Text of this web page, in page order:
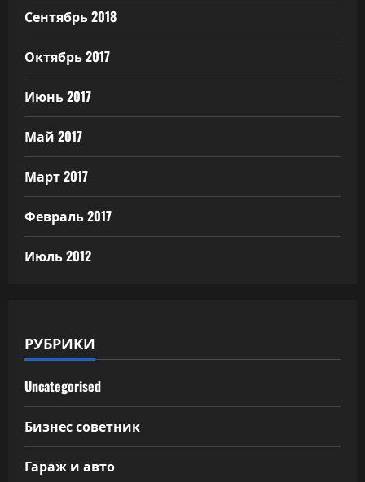
Сентябрь 2018
Октябрь 2017
Июнь 2017
Май 2017
Март 2017
Февраль 2017
Июль 2012
РУБРИКИ
Uncategorised
Бизнес советник
Гараж и авто